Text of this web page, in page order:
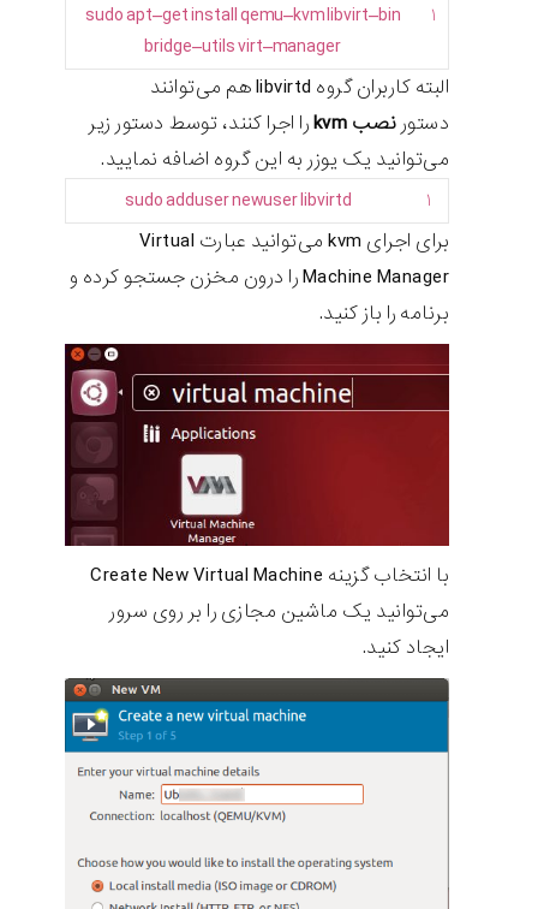
۱
sudoapt–getinstallqemu–kvmlibvirt–bin
bridge–utilsvirt–manager
البته کاربران گروه libvirtd هم می‌توانند
دستور نصب kvm
را اجرا کنند، توسط دستور زیر
می‌توانید یک یوزر به این گروه اضافه نمایید.
۱ sudoaddusernewuserlibvirtd
برای اجرای kvm می‌توانید عبارت Virtual
Machine Manager را درون مخزن جستجو کرده و
برنامه را باز کنید.
با انتخاب گزینه Create New Virtual Machine
می‌توانید یک ماشین مجازی را بر روی سرور
ایجاد کنید.